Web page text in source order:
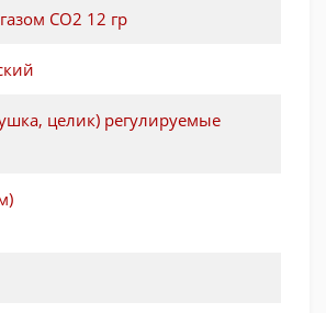
CO2 12 гр
целик) регулируемые